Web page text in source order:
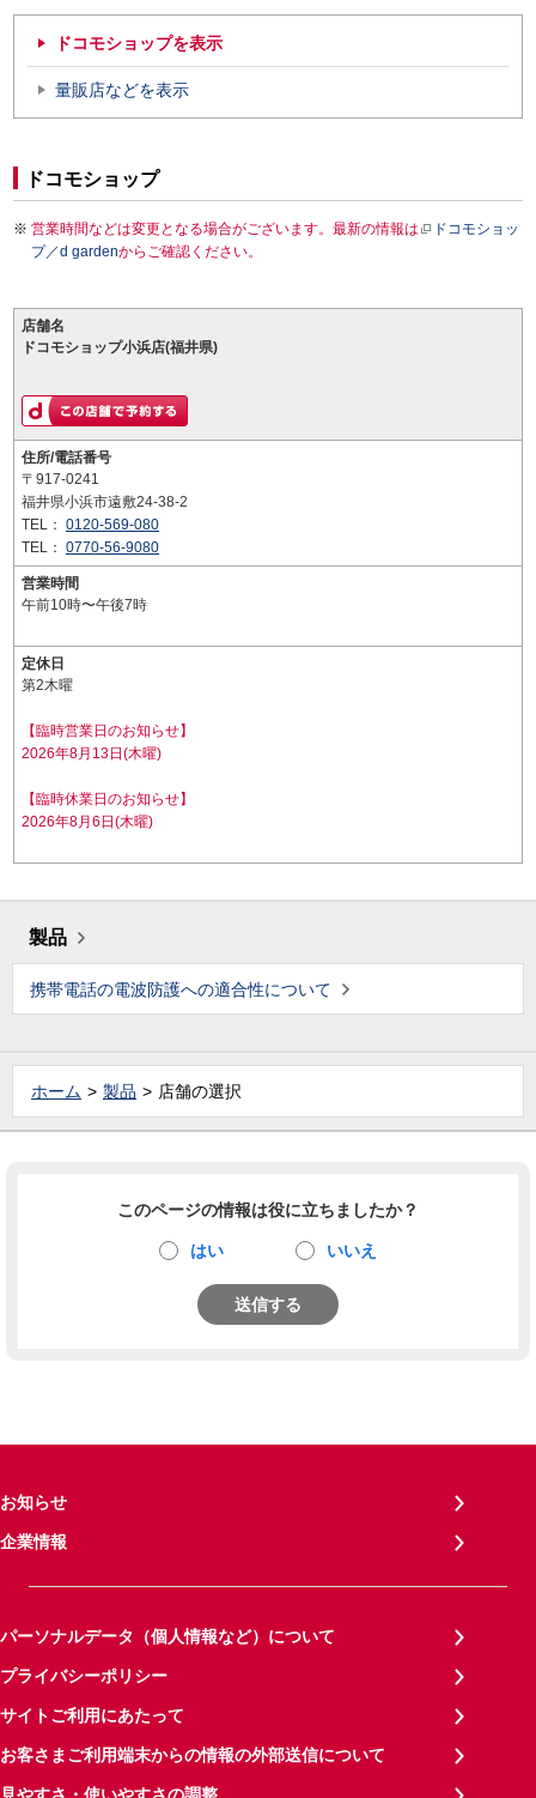
ドコモショップを表示
量販店などを表示
ドコモショップ
営業時間などは変更となる場合がございます。最新の情報は
ドコモショッ
プ／d gardenからご確認ください。
店舗名
ドコモショップ小浜店(福井県)
住所/電話番号
〒917-0241
福井県小浜市遠敷24-38-2
TEL： 0120-569-080
TEL： 0770-56-9080
営業時間
午前10時〜午後7時
定休日
第2木曜
【臨時営業日のお知らせ】
2026年8月13日(木曜)
【臨時休業日のお知らせ】
2026年8月6日(木曜)
製品
携帯電話の電波防護への適合性について
ホーム 製品 店舗の選択
このページの情報は役に立ちましたか？
はい いいえ
送信する
お知らせ
企業情報
パーソナルデータ（個人情報など）について
プライバシーポリシー
サイトご利用にあたって
お客さまご利用端末からの情報の外部送信について